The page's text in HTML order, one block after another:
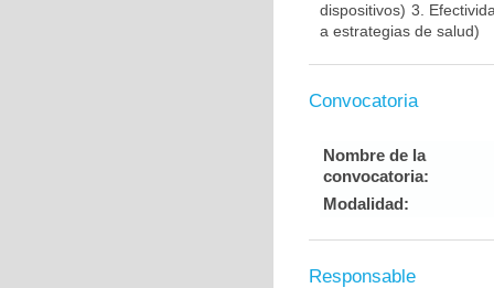
dispositivos) 3.
a estrategias de salud)
Convocatoria
Nombre de la
convocatoria:
Modalidad:
Responsable